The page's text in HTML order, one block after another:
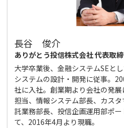
長谷 俊介
ありがとう投信株式会社 代表取
大学卒業後、金融システムSEと
システムの設計・開発に従事。
社に入社。創業期より会社の発
担当、情報システム部長、カス
託業務部長、投信企画運用部ポ
て、2016年4月より現職。